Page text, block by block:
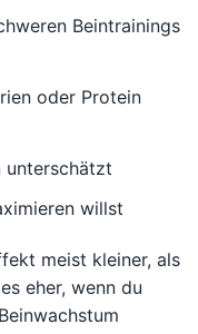
Beintrainings
oder Protein
unterschätzt
willst
meist kleiner, als
eher, wenn du